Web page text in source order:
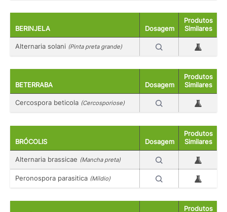
BERINJELA Dosagem
Produtos
Similares
Alternaria solani (Pinta preta grande)
BETERRABA Dosagem
Produtos
Similares
Cercospora beticola (Cercosporiose)
BRÓCOLIS Dosagem
Produtos
Similares
Alternaria brassicae (Mancha preta)
Peronospora parasitica (Míldio)
Produtos